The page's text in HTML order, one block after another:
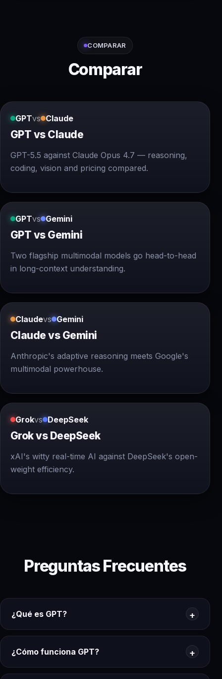
COMPARAR
Comparar
GPTvs Claude
GPT vs Claude
GPT-5.5 against Claude Opus 4.7 — reasoning,
coding, vision and pricing compared.
GPTvs Gemini
GPT vs Gemini
Two flagship multimodal models go head-to-head
in long-context understanding.
Claudevs Gemini
Claude vs Gemini
Anthropic's adaptive reasoning meets Google's
multimodal powerhouse.
Grokvs DeepSeek
Grok vs DeepSeek
xAI's witty real-time AI against DeepSeek's open-
weight efficiency.
Preguntas Frecuentes
¿Qué es GPT?
¿Cómo funciona GPT?